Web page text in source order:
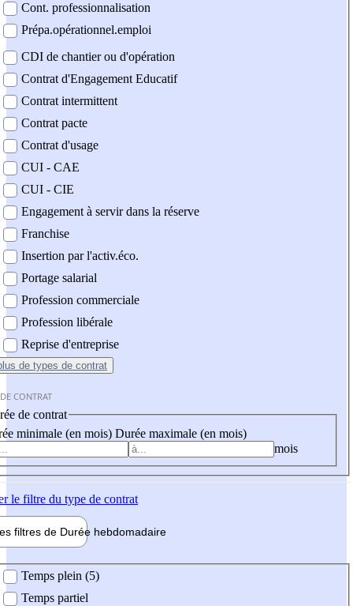
Cont. professionnalisation
Prépa.opérationnel.emploi
CDI de chantier ou d'opération
Contrat d'Engagement Educatif
Contrat intermittent
Contrat pacte
Contrat d'usage
CUI - CAE
CUI - CIE
Engagement à servir dans la réserve
Franchise
Insertion par l'activ.éco.
Portage salarial
Profession commerciale
Profession libérale
Reprise d'entreprise
de types de contrat
CONTRAT
de contrat
minimale (en mois) Durée maximale (en mois)
mois
le filtre du type de contrat
filtres de Durée hebdomadaire
Temps plein (5)
Temps partiel